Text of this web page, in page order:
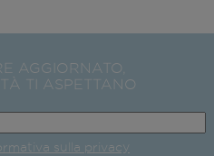
AGGIORNATO,
TI ASPETTANO
sulla privacy